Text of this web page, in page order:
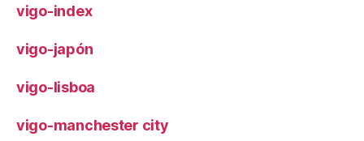
vigo-index
vigo-japón
vigo-lisboa
vigo-manchester city